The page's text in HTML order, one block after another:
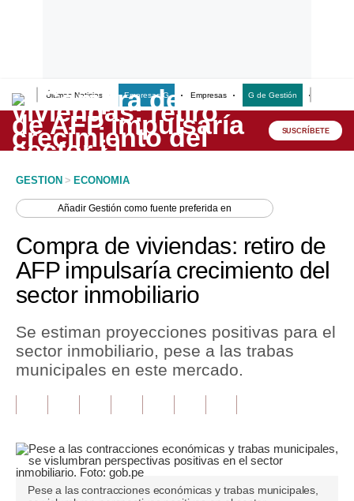
Últimas Noticias Empresas G Empresas G de Gestión
Lo último
Peru Quiosco
Economía
Mercados
Política
Finanzas Personales
Inmobiliarias
Plus G
SUSCRÍBETE
GESTION > ECONOMIA
AñadirGestión como fuente preferida en
Compra de viviendas: retiro de
AFP impulsaría crecimiento del
sector inmobiliario
Se estiman proyecciones positivas para el
sector inmobiliario, pese a las trabas
municipales en este mercado.
Pese a las contracciones económicas y trabas municipales,